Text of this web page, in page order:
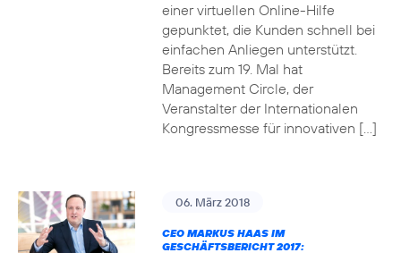
einer virtuellen Online-Hilfe
gepunktet, die Kunden schnell bei
einfachen Anliegen unterstützt.
Bereits zum 19. Mal hat
Management Circle, der
Veranstalter der Internationalen
Kongressmesse für innovativen […]
06. März 2018
CEO MARKUS HAAS IM
GESCHÄFTSBERICHT 2017: